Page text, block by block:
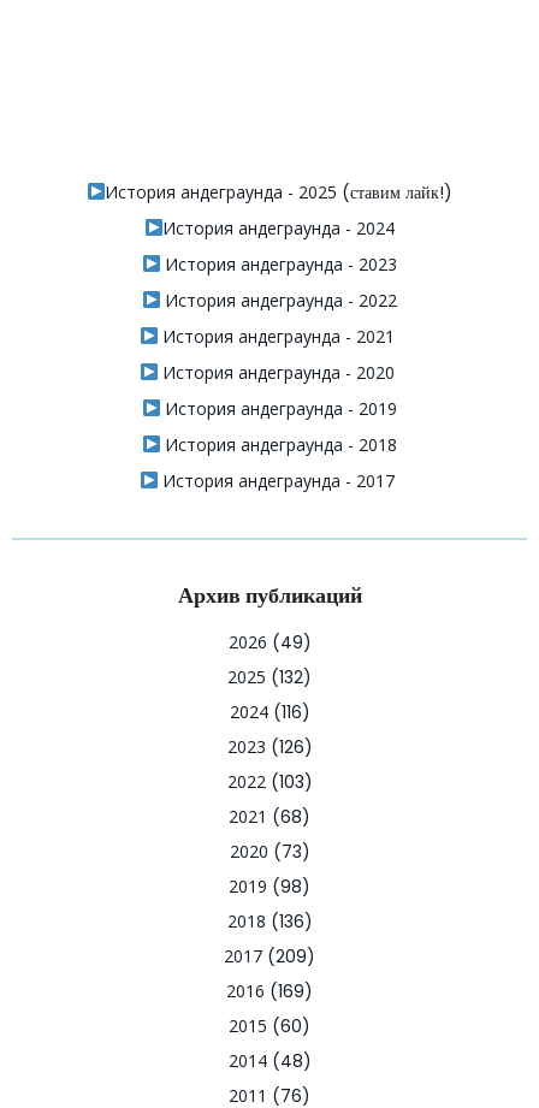
История андеграунда - 2025 (ставим лайк!)
История андеграунда - 2024
История андеграунда - 2023
История андеграунда - 2022
История андеграунда - 2021
История андеграунда - 2020
История андеграунда - 2019
История андеграунда - 2018
История андеграунда - 2017
Архив публикаций
2026 (49)
2025 (132)
2024(116)
2023 (126)
2022(103)
2021 (68)
2020 (73)
2019 (98)
2018 (136)
2017 (209)
2016 (169)
2015 (60)
2014(48)
2011 (76)